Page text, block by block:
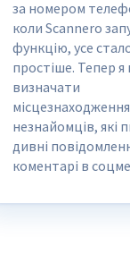
за номером
коли Scannero
функцію, усе
простіше. Тепер
визначати
місцезнаходження
незнайомців, які
дивні
коментарі в
листи… в